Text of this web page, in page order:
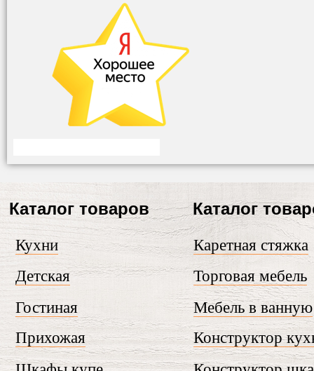
Прихожая
Каталог
Гостиная
Кухни
Каталог товаров
Торговая мебель
Детская
Конструктор
Каретная стяжка
Мебель в ванную